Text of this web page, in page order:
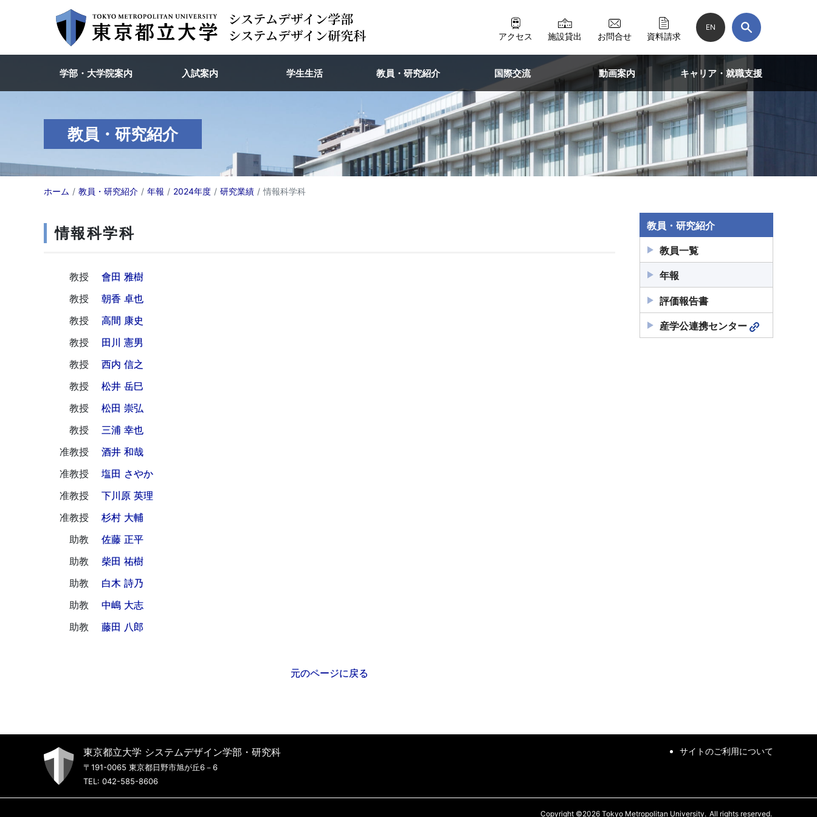
アクセス 施設貸出 お問合せ 資料請求
EN
学部・大学院案内 入試案内 学生生活 教員・研究紹介 国際交流 動画案内 キャリア・就職支援
教員・研究紹介
ホーム 教員・研究紹介 年報 2024年度 研究業績 情報科学科
情報科学科
教授
會田 雅樹
教授
朝香 卓也
教授
高間 康史
教授
田川 憲男
教授
西内 信之
教授
松井 岳巳
教授
松田 崇弘
教授
三浦 幸也
准教授
酒井 和哉
准教授
塩田 さやか
准教授
下川原 英理
准教授
杉村 大輔
助教
佐藤 正平
助教
柴田 祐樹
助教
白木 詩乃
助教
中嶋 大志
助教
藤田 八郎
元のページに戻る
教員・研究紹介
教員一覧
年報
評価報告書
産学公連携センター
東京都立大学 システムデザイン学部・研究科
〒191-0065 東京都日野市旭が丘6－6
TEL: 042-585-8606
サイトのご利用について
Copyright ©2026 Tokyo Metropolitan University. All rights reserved.